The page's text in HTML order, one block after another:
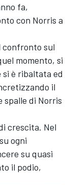
fa,
con Norris a
confronto sul
momento, si
è ribaltata ed
il
spalle di Norris
crescita. Nel
ogni
su quasi
il podio,